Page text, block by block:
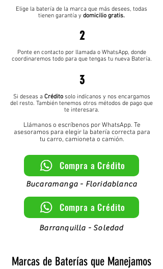
Elige la batería de la marca que más desees, todas
tienen garantía y domicilio gratis.
2
Ponte en contacto por llamada o WhatsApp, donde
coordinaremos todo para que tengas tu nueva Batería.
3
Si deseas a Créditosolo indícanos y nos encargamos
del resto. También tenemos otros métodos de pago que
te interesara.
Llámanos o escríbenos por WhatsApp. Te
asesoramos para elegir la batería correcta para
tu carro, camioneta o camión.
Compra a Crédito
Bucaramanga - Floridablanca
Compra a Crédito
Barranquilla - Soledad
Marcas de Baterías que Manejamos